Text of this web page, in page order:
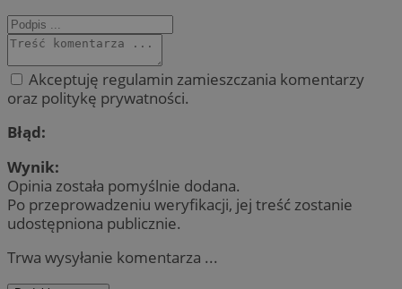
Akceptuję regulamin zamieszczania komentarzy
oraz politykę prywatności.
Błąd:
Wynik:
Opinia została pomyślnie dodana.
Po przeprowadzeniu weryfikacji, jej treść zostanie
udostępniona publicznie.
Trwa wysyłanie komentarza ...